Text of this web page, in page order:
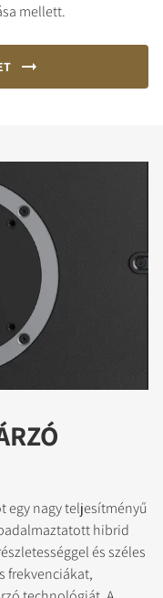
mellett.
egy nagy teljesítményű
hibrid
és széles
frekvenciákat,